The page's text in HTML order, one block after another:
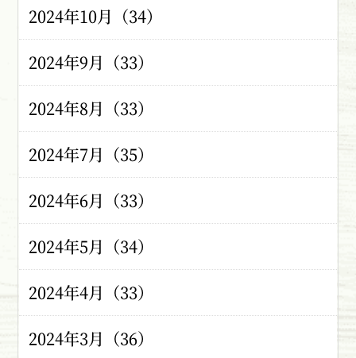
2024年10月（34）
2024年9月（33）
2024年8月（33）
2024年7月（35）
2024年6月（33）
2024年5月（34）
2024年4月（33）
2024年3月（36）